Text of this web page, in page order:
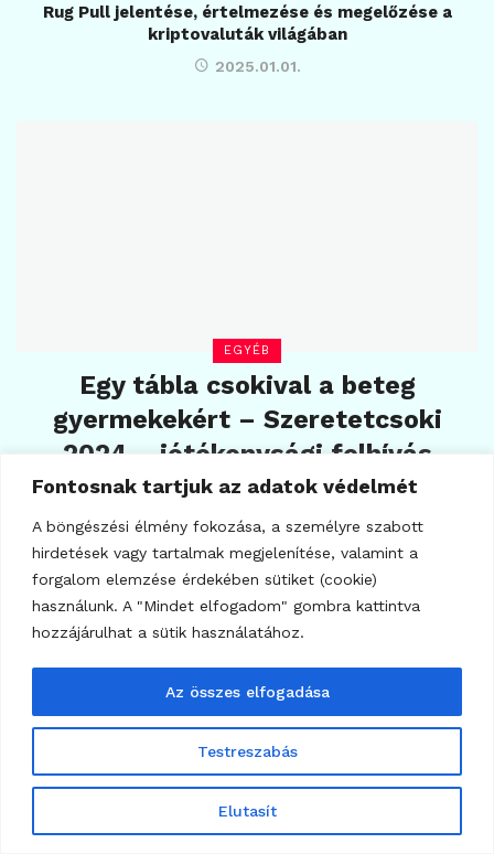
Fontosnak tartjuk az adatok védelmét
A böngészési élmény fokozása, a személyre szabott
hirdetések vagy tartalmak megjelenítése, valamint a
forgalom elemzése érdekében sütiket (cookie)
használunk. A "Mindet elfogadom" gombra kattintva
hozzájárulhat a sütik használatához.
Testreszabás
Elutasít
Az összes elfogadása
Rug Pull jelentése, értelmezése és megelőzése a
kriptovaluták világában
2025.01.01.
EGYÉB
Egy tábla csokival a beteg
gyermekekért – Szeretetcsoki
2024 – jótékonysági felhívás
2024.11.06. 243